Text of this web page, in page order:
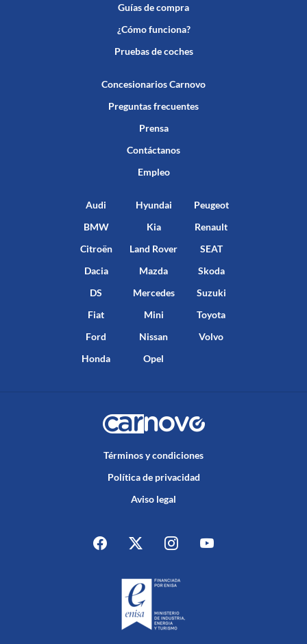
Guías de compra
¿Cómo funciona?
Pruebas de coches
Concesionarios Carnovo
Preguntas frecuentes
Prensa
Contáctanos
Empleo
Audi
BMW
Citroën
Dacia
DS
Fiat
Ford
Honda
Hyundai
Kia
Land Rover
Mazda
Mercedes
Mini
Nissan
Opel
Peugeot
Renault
SEAT
Skoda
Suzuki
Toyota
Volvo
Términos y condiciones
Política de privacidad
Aviso legal